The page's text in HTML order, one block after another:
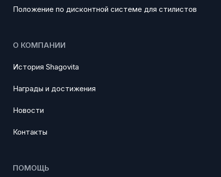
Положение по дисконтной системе для стилистов
О КОМПАНИИ
История Shagovita
Награды и достижения
Новости
Контакты
ПОМОЩЬ